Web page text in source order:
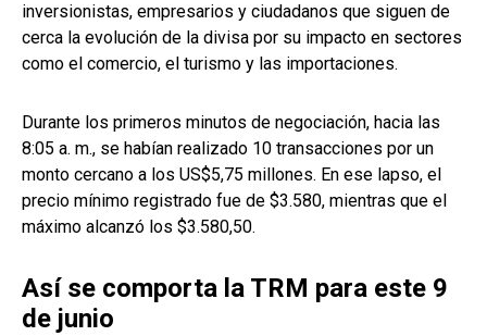
inversionistas, empresarios y ciudadanos que siguen de
cerca la evolución de la divisa por su impacto en sectores
como el comercio, el turismo y las importaciones.
Durante los primeros minutos de negociación, hacia las
8:05 a. m., se habían realizado 10 transacciones por un
monto cercano a los US$5,75 millones. En ese lapso, el
precio mínimo registrado fue de $3.580, mientras que el
máximo alcanzó los $3.580,50.
Así se comporta la TRM para este 9
de junio